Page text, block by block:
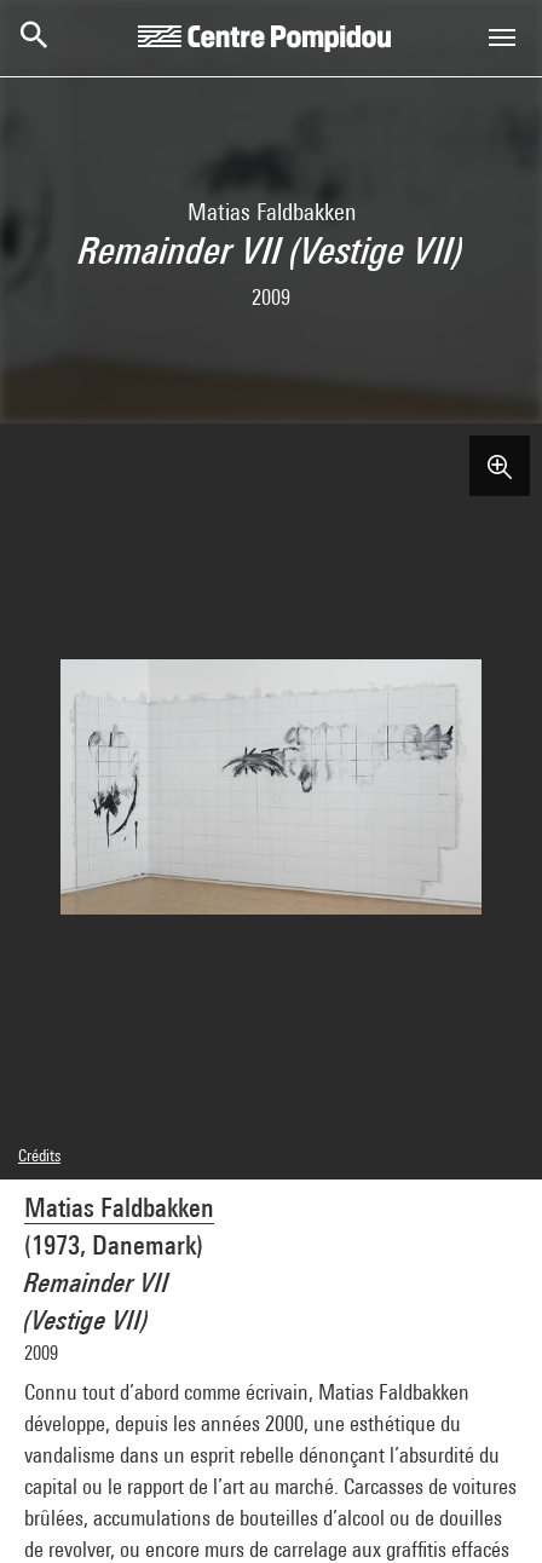
Matias Faldbakken
Remainder VII (Vestige VII)
2009
Matias Faldbakken
(1973, Danemark)
Remainder VII
(Vestige VII)
2009
Connu tout d’abord comme écrivain, Matias Faldbakken
développe, depuis les années 2000, une esthétique du
vandalisme dans un esprit rebelle dénonçant l’absurdité du
capital ou le rapport de l’art au marché. Carcasses de voitures
brûlées, accumulations de bouteilles d’alcool ou de douilles
de revolver, ou encore murs de carrelage aux graffitis effacés
Crédits
Légende : Installation dans la présentation "La collection Thea Westreich Wagner et
Ethan Wagner, Centre Pompidou, Musée, Niveau 4, Juin 2016.
© Adagp, Paris
Crédit photographique : Centre Pompidou, MNAM-CCI/Georges Meguerditchian/Dist.
GrandPalaisRmn
Diffusion image :GrandPalaisRmnPhoto